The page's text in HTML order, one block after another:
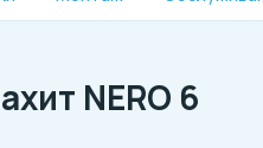
NERO 6